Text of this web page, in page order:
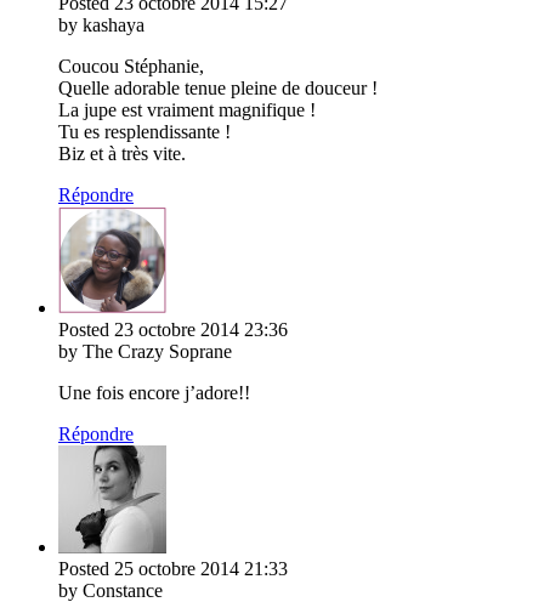
by kashaya
Coucou Stéphanie,
Quelle adorable tenue pleine de douceur !
La jupe est vraiment magnifique !
Tu es resplendissante !
Biz et à très vite.
Répondre
Posted 23 octobre 2014 23:36
by The Crazy Soprane
Une fois encore j’adore!!
Répondre
Posted 25 octobre 2014 21:33
by Constance